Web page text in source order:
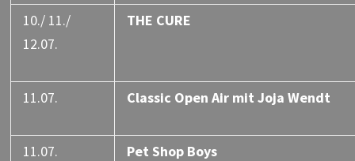
10./ 11./
12.07.
THE CURE
11.07. Classic Open Air mit Joja Wendt
11.07. Pet Shop Boys